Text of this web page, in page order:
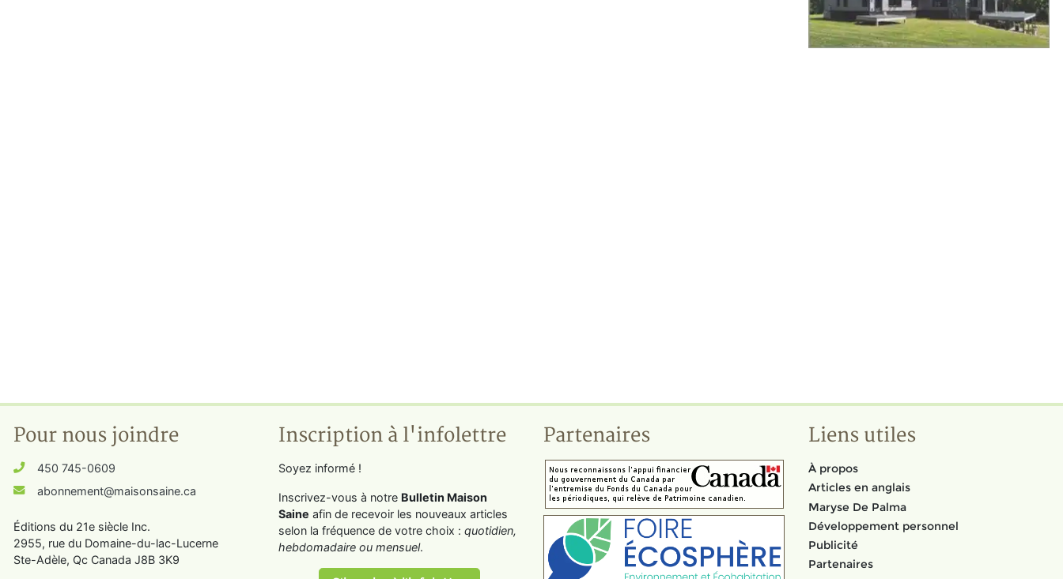
Pour nous joindre
450 745-0609
abonnement@maisonsaine.ca
Éditions du 21e siècle Inc.
2955, rue du Domaine-du-lac-Lucerne
Ste-Adèle, Qc Canada J8B 3K9
Inscription à l'infolettre
Soyez informé !
Inscrivez-vous à notre Bulletin Maison
Saine afin de recevoir les nouveaux articles
selon la fréquence de votre choix : quotidien,
hebdomadaire ou mensuel.
Partenaires Liens utiles
À propos
Articles en anglais
Maryse De Palma
Développement personnel
Publicité
Partenaires